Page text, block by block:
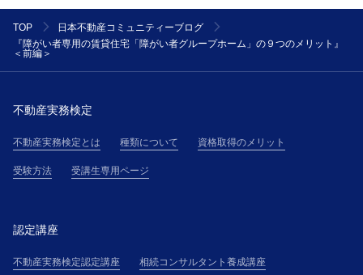
TOP
日本不動産コミュニティーブログ
『障がい者専用の賃貸住宅「障がい者グループホーム」の９つのメリット』
＜前編＞
不動産実務検定
不動産実務検定とは 種類について 資格取得のメリット
受験方法 受講生専用ページ
認定講座
不動産実務検定認定講座 相続コンサルタント養成講座